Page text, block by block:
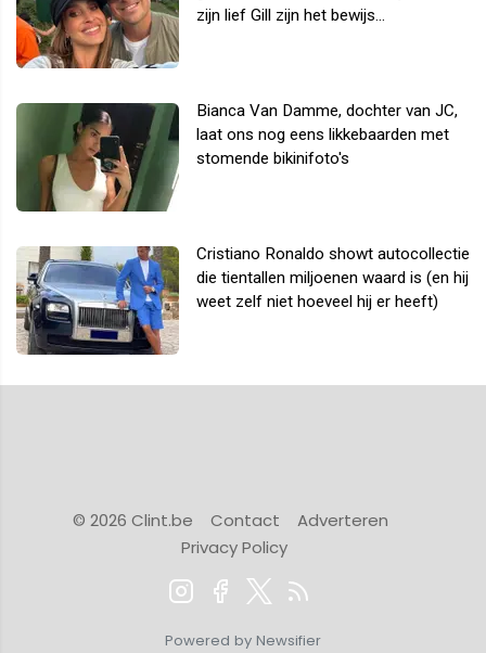
zijn lief Gill zijn het bewijs...
Bianca Van Damme, dochter van JC,
laat ons nog eens likkebaarden met
stomende bikinifoto's
Cristiano Ronaldo showt autocollectie
die tientallen miljoenen waard is (en hij
weet zelf niet hoeveel hij er heeft)
© 2026 Clint.be Contact
Adverteren
Privacy Policy
Powered by Newsifier